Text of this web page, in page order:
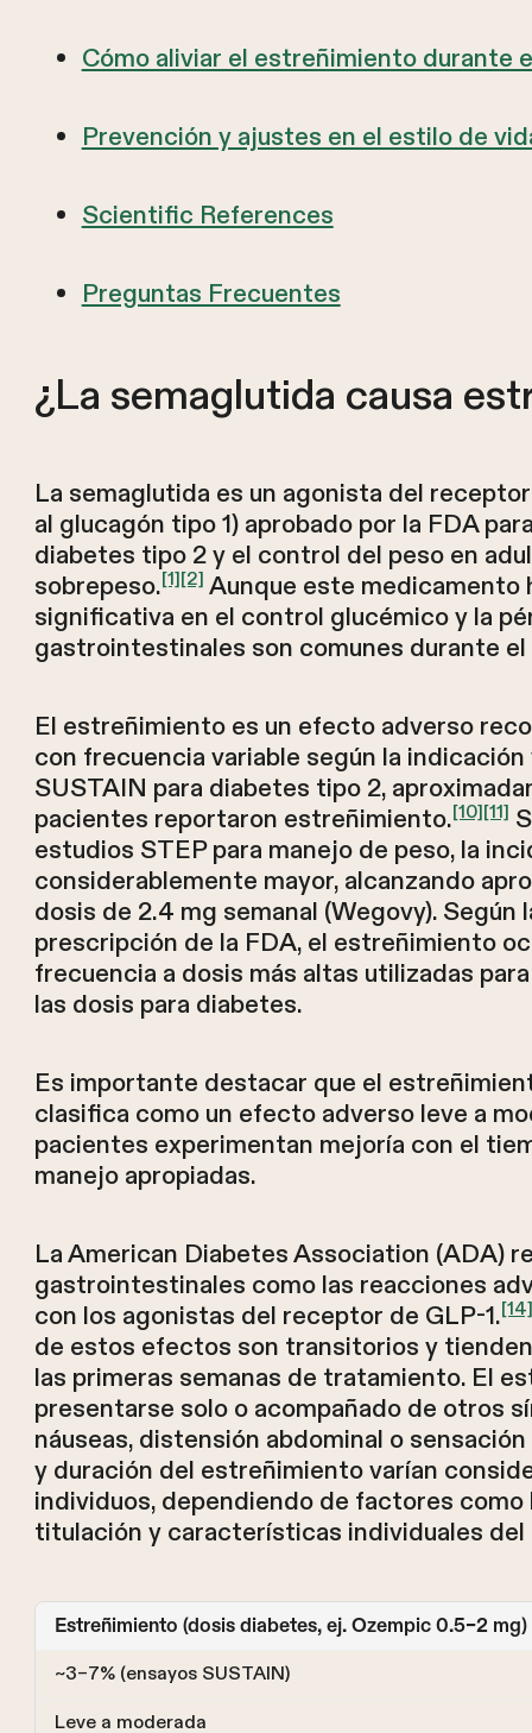
Cómo aliviar el estreñimiento durante
Prevención y ajustes en el estilo de
Scientific References
Preguntas Frecuentes
¿La semaglutida causa
La semaglutida es un agonista del
al glucagón tipo 1) aprobado por la FDA
diabetes tipo 2 y el control del peso en
sobrepeso.[1][2] Aunque este
significativa en el control glucémico y la
gastrointestinales son comunes durante
El estreñimiento es un efecto adverso
con frecuencia variable según la
SUSTAIN para diabetes tipo 2,
pacientes reportaron estreñimiento.[10][11]
estudios STEP para manejo de peso, la
considerablemente mayor, alcanzando
dosis de 2.4 mg semanal (Wegovy). Según
prescripción de la FDA, el estreñimiento
frecuencia a dosis más altas utilizadas
las dosis para diabetes.
Es importante destacar que el
clasifica como un efecto adverso leve a
pacientes experimentan mejoría con el
manejo apropiadas.
La American Diabetes Association (ADA)
gastrointestinales como las reacciones
con los agonistas del receptor de GLP-1.[14]
de estos efectos son transitorios y
las primeras semanas de tratamiento. El
presentarse solo o acompañado de otros
náuseas, distensión abdominal o
y duración del estreñimiento varían
individuos, dependiendo de factores como
titulación y características individuales del
Estreñimiento (dosis diabetes, ej. Ozempic 0.5–2 mg)
~3–7% (ensayos SUSTAIN)
Leve a moderada